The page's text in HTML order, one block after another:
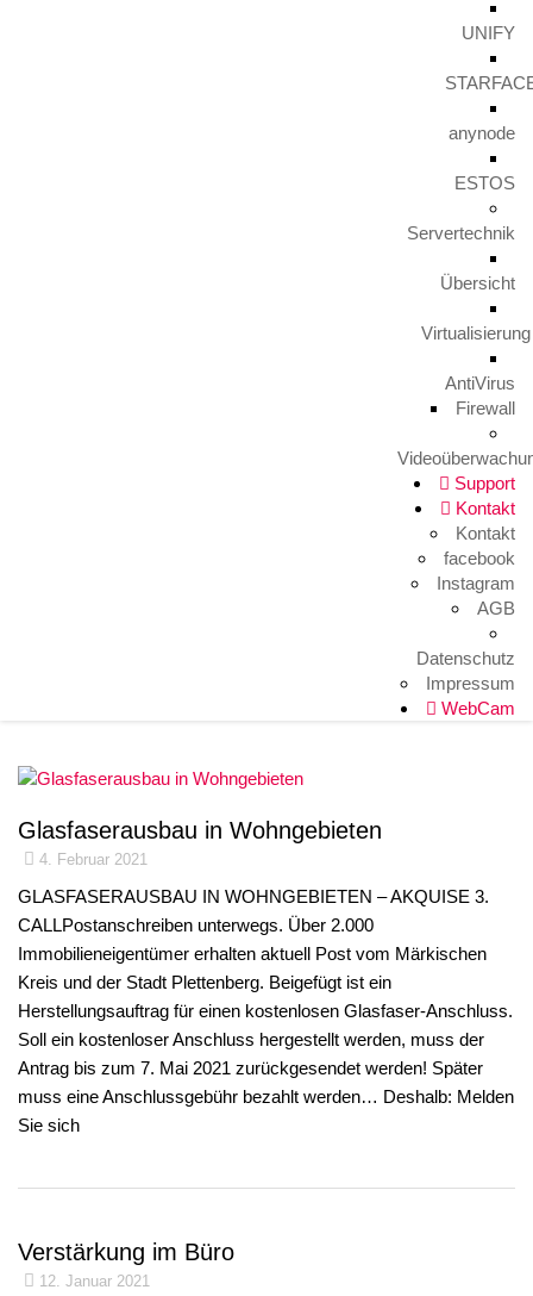
UNIFY
anynode
ESTOS
Servertechnik
Übersicht
Virtualisierung
AntiVirus
Firewall
Support
Kontakt
Kontakt
facebook
Instagram
AGB
Datenschutz
Impressum
WebCam
Geschäfte der Firma BTK Blaut TeleKommunikationssysteme
Wir legen großen Wert auf eine starke Zusammenarbeit mit
unseren Partnern. Inzwischen sind wir Value Partner der
Wortmann AG und damit wird diese Partnerschaft nochmal
Glasfaserausbau in Wohngebieten
4. Februar 2021
GLASFASERAUSBAU IN WOHNGEBIETEN – AKQUISE 3.
CALLPostanschreiben unterwegs. Über 2.000
Immobilieneigentümer erhalten aktuell Post vom Märkischen
Kreis und der Stadt Plettenberg. Beigefügt ist ein
Herstellungsauftrag für einen kostenlosen Glasfaser-Anschluss.
Soll ein kostenloser Anschluss hergestellt werden, muss der
Antrag bis zum 7. Mai 2021 zurückgesendet werden! Später
muss eine Anschlussgebühr bezahlt werden… Deshalb: Melden
Sie sich
Verstärkung im Büro
12. Januar 2021